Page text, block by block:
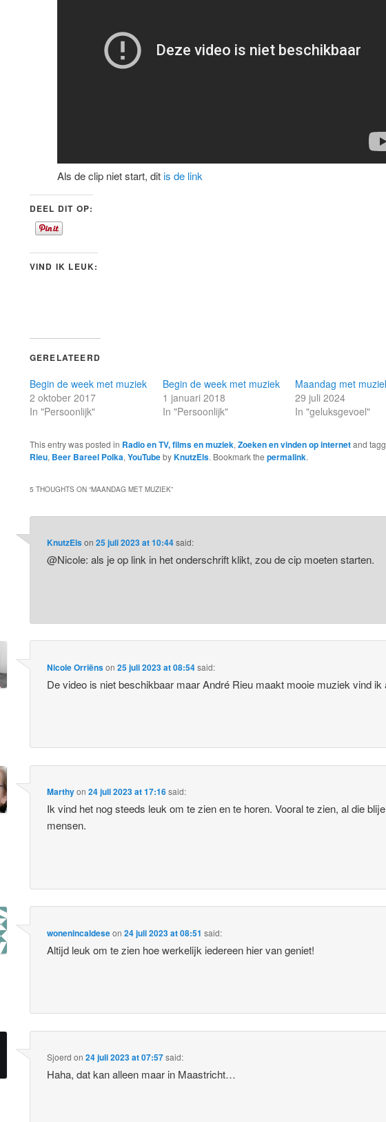
Als de clip niet start, ditis de link
DEEL DIT OP:
VIND IK LEUK:
GERELATEERD
Begin de week met muziek
2 oktober 2017
In "Persoonlijk"
Begin de week met muziek
1 januari 2018
In "Persoonlijk"
Maandag met
29 juli 2024
In "geluksgevoel"
This entry was posted in Radio en TV, films en muziek,Zoeken en vinden op internetand
Rieu, Beer Bareel Polka,YouTubebyKnutzEls. Bookmark the permalink.
5 THOUGHTS ON “MAANDAG MET MUZIEK”
KnutzElson25 juli 2023 at 10:44said:
@Nicole: als je op link in het onderschrift klikt, zou de cip moeten starten.
Nicole Orriënson25 juli 2023 at 08:54said:
De video is niet beschikbaar maar André Rieu maakt mooie muziek vind ik
Marthyon24 juli 2023 at 17:16said:
Ik vind het nog steeds leuk om te zien en te horen. Vooral te zien, al die blije
mensen.
wonenincaldeseon24 juli 2023 at 08:51 said:
Altijd leuk om te zien hoe werkelijk iedereen hier van geniet!
Sjoerd on24 juli 2023 at 07:57said:
Haha, dat kan alleen maar in Maastricht…